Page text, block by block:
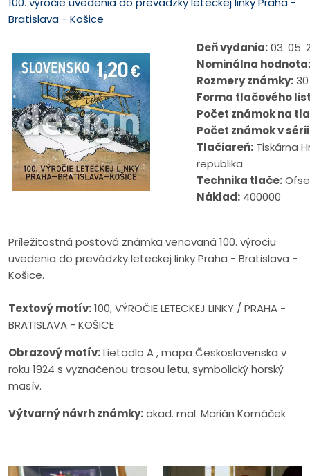
Bratislava - Košice
Deň vydania:03. 05.
Nominálna hodnota:
Rozmery známky:
Forma tlačového
Počet známok na
Počet známok v
Tlačiareň: Tiskárna
republika
Technika tlače:
Náklad: 400000
Príležitostná poštová známka venovaná 100. výročiu
uvedenia do prevádzky leteckej linky Praha - Bratislava -
Košice.
Textový motív:100, VÝROČIE LETECKEJ LINKY / PRAHA -
BRATISLAVA - KOŠICE
Obrazový motív:Lietadlo A , mapa Československa v
roku 1924 s vyznačenou trasou letu, symbolický horský
masív.
Výtvarný návrh známky:akad. mal. Marián Komáček